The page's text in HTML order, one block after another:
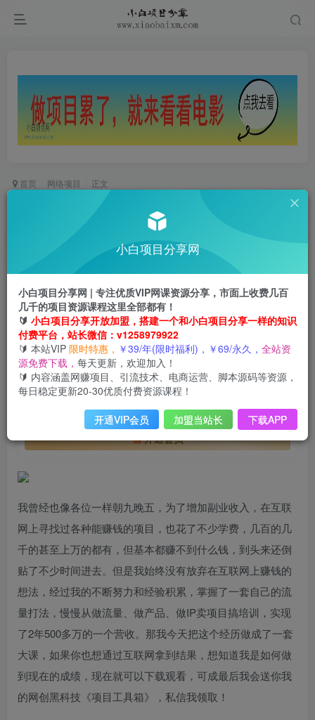
首页 网络项目 正文
一年赚200万，闷声发财的小生意！
0 848 36
一年赚200万，闷声发财的小生意！
此内容为付费阅读，请付费后查看
会员专属资源
年VIP免费 终身VIP会员 免费
您暂无购买权限，请先开通会员
开通会员
付费阅读
我曾经也像各位一样朝九晚五，为了增加副业收入，在互联
网上寻找过各种能赚钱的项目，也花了不少学费，几百的几
千的甚至上万的都有，但基本都赚不到什么钱，到头来还倒
贴了不少时间进去。但是我始终没有放弃在互联网上赚钱的
想法，经过我的不断努力和经验积累，掌握了一套自己的流
量打法，慢慢从做流量、做产品、做IP卖项目搞培训，实现
了2年500多万的一个营收。那我今天把这个经历做成了一套
大课，如果你也想通过互联网拿到结果，想知道我是如何做
到现在的成绩，现在就可以下载观看，可成最后我会送你我
的网创黑科技《项目工具箱》，私信我领取！
小白项目分享网
小白项目分享网 | 专注优质VIP网课资源分享，市面上收费几百
几千的项目资源课程这里全部都有！
🔰 小白项目分享开放加盟，搭建一个和小白项目分享一样的知识
付费平台，站长微信：v1258979922
🔰 本站VIP 限时特惠， ￥39/年(限时福利)，￥69/永久， 全站资
源免费下载， 每天更新，欢迎加入！
🔰 内容涵盖网赚项目、引流技术、电商运营、脚本源码等资源，
每日稳定更新20-30优质付费资源课程！
开通VIP会员 加盟当站长 下载APP